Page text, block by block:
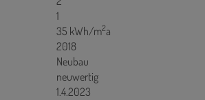
1
35 kWh/m2a
2018
Neubau
neuwertig
1.4.2023